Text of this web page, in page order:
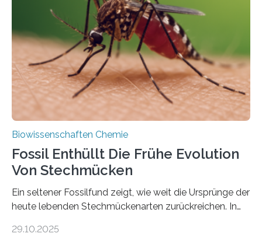
die noch heute in der Natur vorkommt: die
Süßwasseralge Coleochaetophyceae. Einige Arten
dieser Gruppe bilden aus Zellfäden dichte Geflechte
mit scheibenförmiger Gestalt. Was auffällig ist: Die
nächsten…
Biowissenschaften Chemie
Fossil Enthüllt Die Frühe Evolution
Von Stechmücken
Ein seltener Fossilfund zeigt, wie weit die Ursprünge der
heute lebenden Stechmückenarten zurückreichen. In
Forschende die bisher älteste bekannte Stechmücken-
29.10.2025